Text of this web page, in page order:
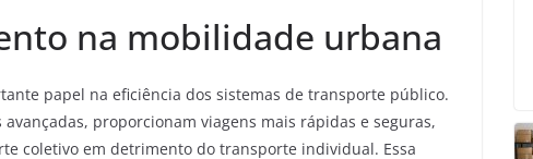
na mobilidade urbana
papel na eficiência dos sistemas de transporte público.
proporcionam viagens mais rápidas e seguras,
coletivo em detrimento do transporte individual. Essa